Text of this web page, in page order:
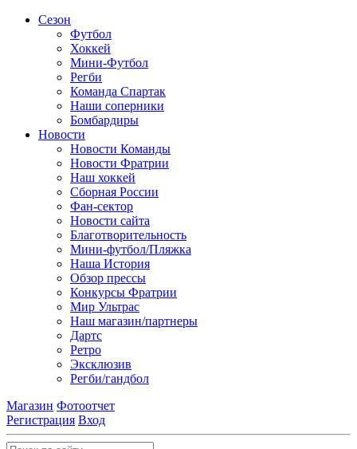
Сезон
Футбол
Хоккей
Мини-Футбол
Регби
Команда Спартак
Наши соперники
Бомбардиры
Новости
Новости Команды
Новости Фратрии
Наш хоккей
Сборная России
Фан-cектор
Новости сайта
Благотворительность
Мини-футбол/Пляжка
Наша История
Обзор прессы
Конкурсы Фратрии
Мир Ультрас
Наш магазин/партнеры
Дартс
Ретро
Эксклюзив
Регби/гандбол
Магазин Фотоотчет
Регистрация Вход